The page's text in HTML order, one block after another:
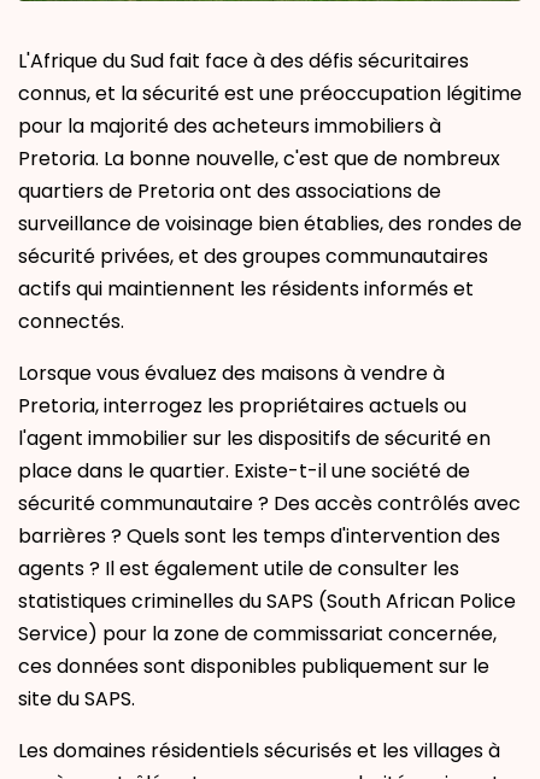
L'Afrique du Sud fait face à des défis sécuritaires
connus, et la sécurité est une préoccupation légitime
pour la majorité des acheteurs immobiliers à
Pretoria. La bonne nouvelle, c'est que de nombreux
quartiers de Pretoria ont des associations de
surveillance de voisinage bien établies, des rondes de
sécurité privées, et des groupes communautaires
actifs qui maintiennent les résidents informés et
connectés.
Lorsque vous évaluez des maisons à vendre à
Pretoria, interrogez les propriétaires actuels ou
l'agent immobilier sur les dispositifs de sécurité en
place dans le quartier. Existe-t-il une société de
sécurité communautaire ? Des accès contrôlés avec
barrières ? Quels sont les temps d'intervention des
agents ? Il est également utile de consulter les
statistiques criminelles du SAPS (South African Police
Service) pour la zone de commissariat concernée,
ces données sont disponibles publiquement sur le
site du SAPS.
Les domaines résidentiels sécurisés et les villages à